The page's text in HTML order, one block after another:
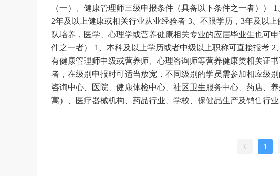
（一）、健康管理师三级申报条件（具备以下条件之一者））
2年及以上健康或相关行业从业经验者 3、不限学历，3年及以
队培养，医学、心理学或营养健康相关专业的应届毕业生也可
件之一者） 1、本科及以上学历或者中级以上职称可直接报考
有健康管理师中级或营养师、心理咨询师等营养健康类相关
者，在级别申报时可适当放宽，不同级别的学员需参加相应
咨询中心、医院、健康体检中心、社区卫生服务中心、药店、
寓）、医疗器械机构、药品行业、学校、保健品生产及销售行业
1